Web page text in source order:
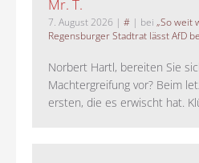
Mr. T.
7. August 2026 | # | bei „So weit
Regensburger Stadtrat lässt AfD
Norbert Hartl, bereiten Sie
Machtergreifung vor? Beim
ersten, die es erwischt hat.